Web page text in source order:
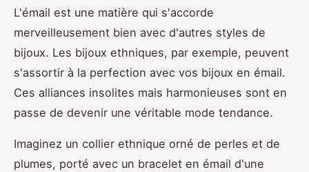
L'émail est une matière qui s'accorde
merveilleusement bien avec d'autres styles de
bijoux. Les bijoux ethniques, par exemple, peuvent
s'assortir à la perfection avec vos bijoux en émail.
Ces alliances insolites mais harmonieuses sont en
passe de devenir une véritable mode tendance.
Imaginez un collier ethnique orné de perles et de
plumes, porté avec un bracelet en émail d'une